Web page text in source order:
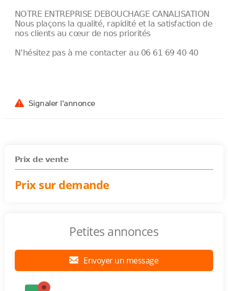
NOTRE ENTREPRISE DEBOUCHAGE CANALISATION
Nous plaçons la qualité, rapidité et la satisfaction de
nos clients au cœur de nos priorités
N’hésitez pas à me contacter au 06 61 69 40 40
Signaler l'annonce
Prix de vente
Prix sur demande
Petites annonces
Envoyer un message